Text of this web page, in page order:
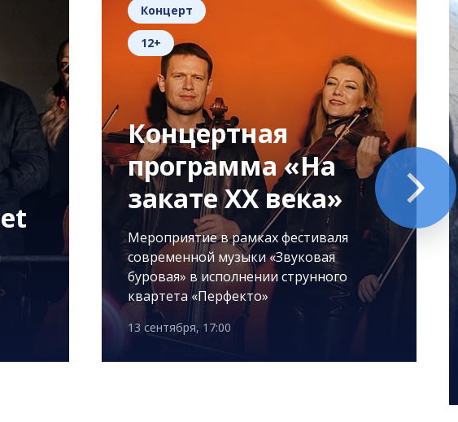
Концерт
12+
Концертная
программа «На
закате XX века»
Мероприятие в рамках фестиваля
современной музыки «Звуковая
буровая» в исполнении струнного
квартета «Перфекто»
13 сентября, 17:00